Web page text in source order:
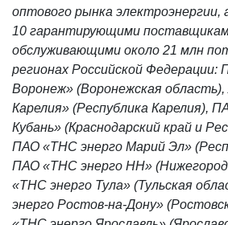
оптового рынка электроэнергии,
10 гарантирующими
обслуживающими около 21 млн
регионах Российской
Воронеж» (Воронежская
Карелия» (Республика Карелия),
Кубань» (Краснодарский край и
ПАО «ТНС энерго Марий Эл»
ПАО «ТНС энерго НН»
«ТНС энерго Тула» (Тульская
энерго Ростов-на-Дону»